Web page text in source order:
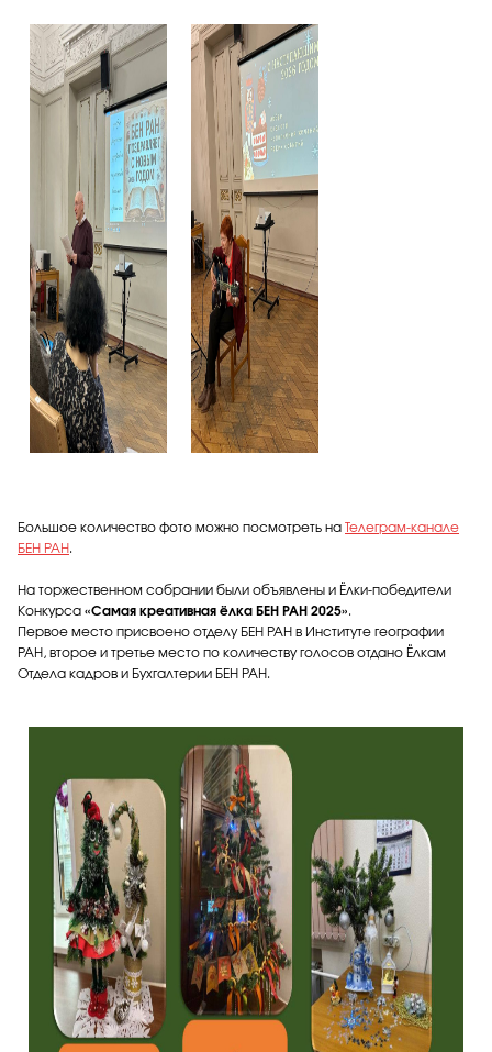
Большое количество фото можно посмотреть на Телеграм-канале
БЕН РАН.
На торжественном собрании были объявлены и Ёлки-победители
Конкурса «Самая креативная ёлка БЕН РАН 2025».
Первое место присвоено отделу БЕН РАН в Институте географии
РАН, второе и третье место по количеству голосов отдано Ёлкам
Отдела кадров и Бухгалтерии БЕН РАН.